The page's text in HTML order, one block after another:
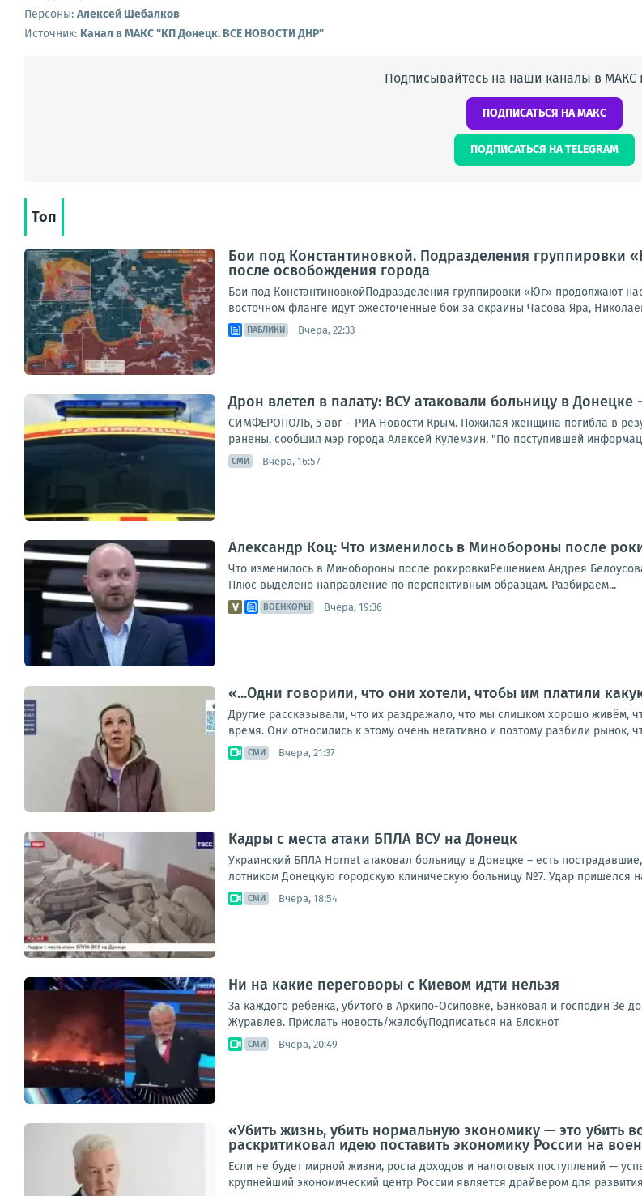
Персоны: Алексей Шебалков
Источник: Канал в МАКС "КП Донeцк. ВСЕ НОВОСТИ ДНР"
Подписывайтесь на наши каналы в МАКС
ПОДПИСАТЬСЯ НА МАКС
ПОДПИСАТЬСЯ НА TELEGRAM
Топ
Бои под Константиновкой. Подразделения группировки
после освобождения города
Бои под КонстантиновкойПодразделения группировки «Юг» продолжают
восточном фланге идут ожесточенные бои за окраины Часова Яра,
ПАБЛИКИ Вчера, 22:33
Дрон влетел в палату: ВСУ атаковали больницу в Донецке
СИМФЕРОПОЛЬ, 5 авг – РИА Новости Крым. Пожилая женщина погибла в
ранены, сообщил мэр города Алексей Кулемзин. "По поступившей
СМИ Вчера, 16:57
Александр Коц: Что изменилось в Минобороны после
Что изменилось в Минобороны после рокировкиРешением Андрея
Плюс выделено направление по перспективным образцам. Разбираем...
ВОЕНКОРЫ Вчера, 19:36
«...Одни говорили, что они хотели, чтобы им платили
Другие рассказывали, что их раздражало, что мы слишком хорошо живём,
время. Они относились к этому очень негативно и поэтому разбили рынок,
СМИ Вчера, 21:37
Кадры с места атаки БПЛА ВСУ на Донецк
Укра­ин­ский БПЛА Hornet ата­ко­вал боль­ни­цу в Донец­ке – есть
лот­ни­ком Донец­кую город­скую кли­ни­че­скую боль­ни­цу №7. Удар при­шел­ся
СМИ Вчера, 18:54
Ни на какие переговоры с Киевом идти нельзя
За каждого ребенка, убитого в Архипо-Осиповке, Банковая и господин Зе
Журавлев. Прислать новость/жалобуПодписаться на Блокнот
СМИ Вчера, 20:49
«Убить жизнь, убить нормальную экономику — это убить
раскритиковал идею поставить экономику России на
Если не будет мирной жизни, роста доходов и налоговых поступлений —
крупнейший экономический центр России является драйвером для